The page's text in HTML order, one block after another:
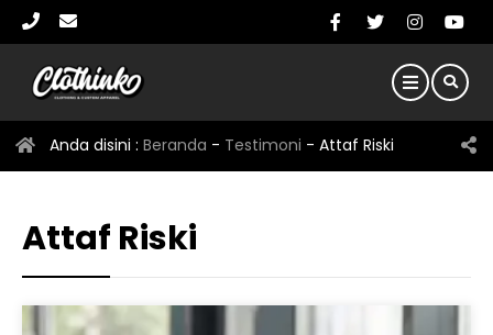
Anda disini : Beranda - Testimoni - Attaf Riski
Attaf Riski